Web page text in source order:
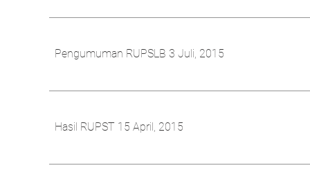
Pengumuman RUPSLB 3 Juli, 2015
Hasil RUPST 15 April, 2015